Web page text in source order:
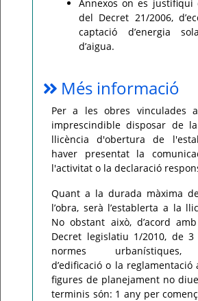
Annexos on es justifiqui
del Decret 21/2006,
captació d’energia
d’aigua.
Més informació
Per a les obres vinculades
imprescindible disposar de
llicència d'obertura de
haver presentat la
l'activitat o la declaració
Quant a la durada màxima
l’obra, serà l’establerta a la
No obstant això, d’acord
Decret legislatiu 1/2010, de 3
normes urbanístiques,
d’edificació o la reglamentació
figures de planejament no
terminis són: 1 any per